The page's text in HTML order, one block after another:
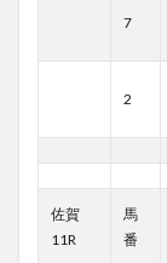
7
2
佐賀
11R
馬
番